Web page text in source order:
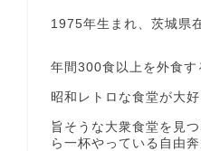
1975年生まれ、茨城県
年間300食以上を外食す
昭和レトロな食堂が大好
旨そうな大衆食堂を見
ら一杯やっている自由